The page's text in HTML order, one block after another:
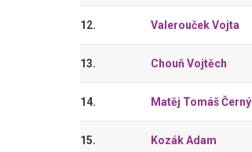
12. Valerouček Vojta
13. Chouň Vojtěch
14. Matěj Tomáš Černý
15. Kozák Adam